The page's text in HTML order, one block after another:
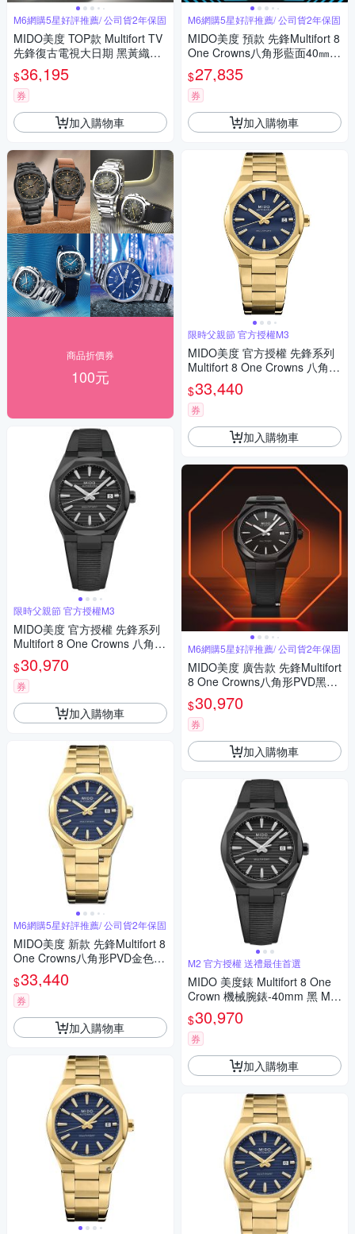
M6網購5星好評推薦/ 公司貨2年保固
MIDO美度 TOP款 Multifort TV
先鋒復古電視大日期 黑黃織帶4
0㎜ M6(M0495261708101)
$36,195
券
加入購物車
商品折價券
100元
限時父親節 官方授權M3
MIDO美度 官方授權 先鋒系列
Multifort 8 One Crowns 八角錶
圈 機械腕錶 父親節 禮物 推薦
40mm/M0555073705100
$30,970
券
加入購物車
M6網購5星好評推薦/ 公司貨2年保固
MIDO美度 新款 先鋒Multifort 8
One Crowns八角形PVD金色藍
面40㎜ M6(M0555073304100)
$33,440
券
加入購物車
M6網購5星好評推薦/ 公司貨2年保固
MIDO美度 預款 先鋒Multifort 8
One Crowns八角形藍面40㎜
M6(M0555071104100)
$27,835
券
加入購物車
限時父親節 官方授權M3
MIDO美度 官方授權 先鋒系列
Multifort 8 One Crowns 八角錶
圈 機械腕錶 父親節 禮物 推薦
40mm/M0555073304100
$33,440
券
加入購物車
M6網購5星好評推薦/ 公司貨2年保固
MIDO美度 廣告款 先鋒Multifort
8 One Crowns八角形PVD黑精
鋼黑膠帶40㎜ M6(M05550737
05100)
$30,970
券
加入購物車
M2 官方授權 送禮最佳首選
MIDO 美度錶 Multifort 8 One
Crown 機械腕錶-40mm 黑 M0
555073705100
$30,970
券
加入購物車